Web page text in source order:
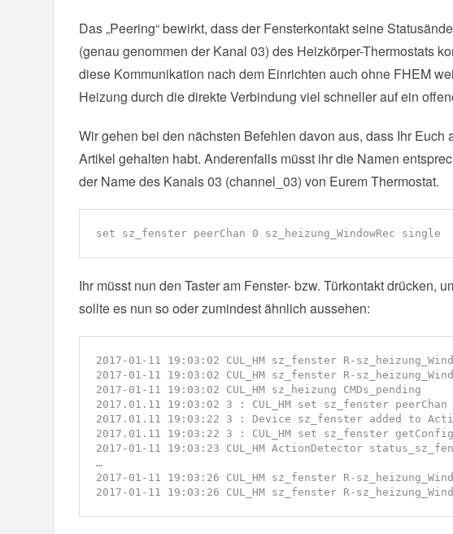
Das „Peering“ bewirkt, dass der Fensterkontakt seine
(genau genommen der Kanal 03) des Heizkörper-Thermostats
diese Kommunikation nach dem Einrichten auch ohne FHEM
Heizung durch die direkte Verbindung viel schneller auf ein
Wir gehen bei den nächsten Befehlen davon aus, dass Ihr
Artikel gehalten habt. Anderenfalls müsst ihr die Namen
der Name des Kanals 03 (channel_03) von Eurem Thermostat.
set sz_fenster peerChan 0 sz_heizung_WindowRec single
Ihr müsst nun den Taster am Fenster- bzw. Türkontakt drücken,
sollte es nun so oder zumindest ähnlich aussehen:
2017-01-11 19:03:02 CUL_HM sz_fenster R-
2017-01-11 19:03:02 CUL_HM sz_fenster R-
2017-01-11 19:03:02 CUL_HM sz_heizung CMDs_pending
2017.01.11 19:03:02 3 : CUL_HM set sz_fenster peerChan
2017.01.11 19:03:22 3 : Device sz_fenster added to
2017.01.11 19:03:22 3 : CUL_HM set sz_fenster getConfig
2017-01-11 19:03:23 CUL_HM ActionDetector
…
2017-01-11 19:03:26 CUL_HM sz_fenster R-
2017-01-11 19:03:26 CUL_HM sz_fenster R-